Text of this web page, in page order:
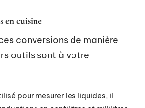
en cuisine
conversions de manière
outils sont à votre
pour mesurer les liquides, il